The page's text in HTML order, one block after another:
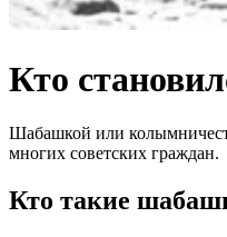
Кто
Шабашкой или
многих советских граждан.
Кто такие